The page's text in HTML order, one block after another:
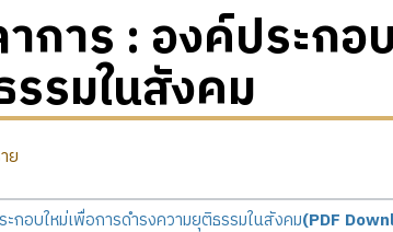
การ : องค์ประกอ
รมในสังคม
ย
กอบใหม่เพื่อการดำรงความยุติธรรมในสังคม(PDF